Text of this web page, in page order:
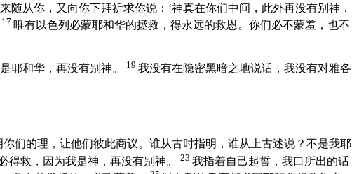
随从你，又向你下拜祈求你说：‘神真在你们中间，此外再没有别神，
17 唯有以色列 必蒙耶和华的拯救，得永远的救恩。你们必不蒙羞，也不
和华，再没有别神。 19 我没有在隐密黑暗之地说话，我没有对雅各
们的理，让他们彼此商议。谁从古时指明，谁从上古述说？不是我耶
得救，因为我是神，再没有别神。 23 我指着自己起誓，我口所出的话